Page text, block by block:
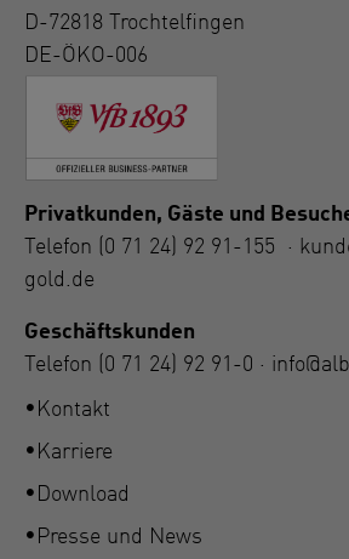
D-72818 Trochtelfingen
DE-ÖKO-006
Privatkunden, Gäste und
Telefon
(0 71 24) 92 91-155 ·
gold.de
Geschäftskunden
Telefon
(0 71 24) 92 91-0 ·
Kontakt
Karriere
Download
Presse und News